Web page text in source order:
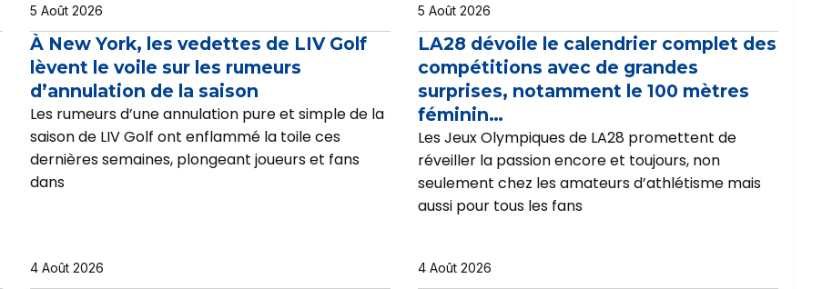
5 Août 2026
À New York, les vedettes de LIV Golf
lèvent le voile sur les rumeurs
d’annulation de la saison
Les rumeurs d’une annulation pure et simple de la
saison de LIV Golf ont enflammé la toile ces
dernières semaines, plongeant joueurs et fans
dans
5 Août 2026
LA28 dévoile le calendrier complet des
compétitions avec de grandes
surprises, notamment le 100 mètres
féminin…
Les Jeux Olympiques de LA28 promettent de
réveiller la passion encore et toujours, non
seulement chez les amateurs d’athlétisme mais
aussi pour tous les fans
4 Août 2026 4 Août 2026